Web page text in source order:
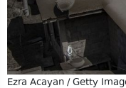
Ezra Acayan / Getty